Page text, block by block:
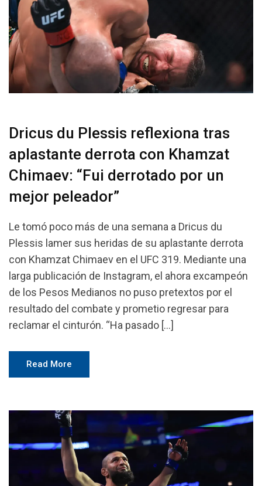
Dricus du Plessis reflexiona tras
aplastante derrota con Khamzat
Chimaev: “Fui derrotado por un
mejor peleador”
Le tomó poco más de una semana a Dricus du
Plessis lamer sus heridas de su aplastante derrota
con Khamzat Chimaev en el UFC 319. Mediante una
larga publicación de Instagram, el ahora excampeón
de los Pesos Medianos no puso pretextos por el
resultado del combate y prometio regresar para
reclamar el cinturón. “Ha pasado […]
Read More